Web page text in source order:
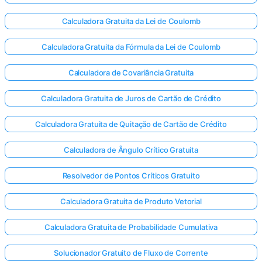
Calculadora Gratuita da Lei de Coulomb
Calculadora Gratuita da Fórmula da Lei de Coulomb
Calculadora de Covariância Gratuita
Calculadora Gratuita de Juros de Cartão de Crédito
Calculadora Gratuita de Quitação de Cartão de Crédito
Calculadora de Ângulo Crítico Gratuita
Resolvedor de Pontos Críticos Gratuito
Calculadora Gratuita de Produto Vetorial
Calculadora Gratuita de Probabilidade Cumulativa
Solucionador Gratuito de Fluxo de Corrente